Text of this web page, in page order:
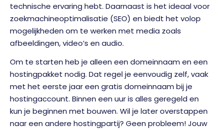
technische ervaring hebt. Daarnaast is het ideaal voor
zoekmachineoptimalisatie (SEO) en biedt het volop
mogelijkheden om te werken met media zoals
afbeeldingen, video’s en audio.
Om te starten heb je alleen een domeinnaam en een
hostingpakket nodig. Dat regel je eenvoudig zelf, vaak
met het eerste jaar een gratis domeinnaam bij je
hostingaccount. Binnen een uur is alles geregeld en
kun je beginnen met bouwen. Wil je later overstappen
naar een andere hostingpartij? Geen probleem! Jouw